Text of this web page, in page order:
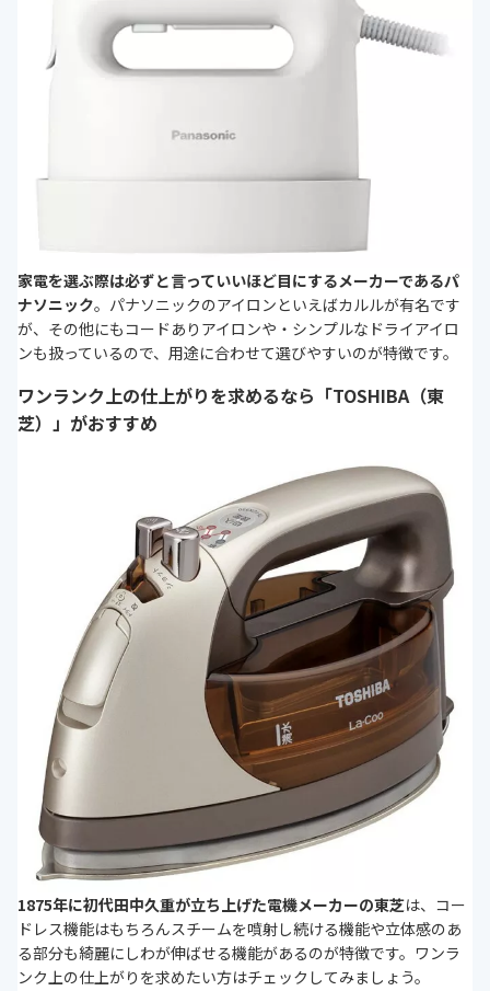
家電を選ぶ際は必ずと言っていいほど目にするメーカーであるパ
ナソニック。パナソニックのアイロンといえばカルルが有名です
が、その他にもコードありアイロンや・シンプルなドライアイロ
ンも扱っているので、用途に合わせて選びやすいのが特徴です。
ワンランク上の仕上がりを求めるなら「TOSHIBA（東
芝）」がおすすめ
1875年に初代田中久重が立ち上げた電機メーカーの東芝は、コー
ドレス機能はもちろんスチームを噴射し続ける機能や立体感のあ
る部分も綺麗にしわが伸ばせる機能があるのが特徴です。ワンラ
ンク上の仕上がりを求めたい方はチェックしてみましょう。